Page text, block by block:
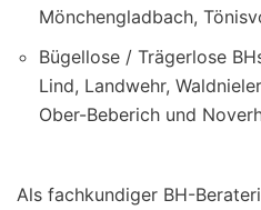
Mönchengladbach,
Bügellose / Trägerlose
Lind, Landwehr,
Ober-Beberich und
Als fachkundiger BH-